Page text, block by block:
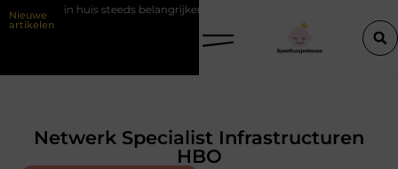
Nieuwe
artikelen
in huis steeds belangrijker wordt
Netwerk Specialist Infrastructuren
HBO